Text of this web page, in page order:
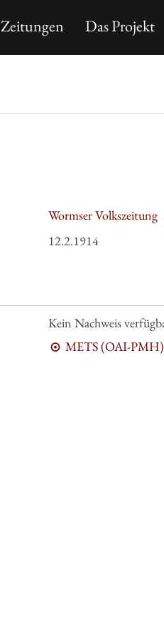
Zeitungen Das Projekt
Wormser Volkszeitung
12.2.1914
Kein Nachweis
METS (OAI-PMH)